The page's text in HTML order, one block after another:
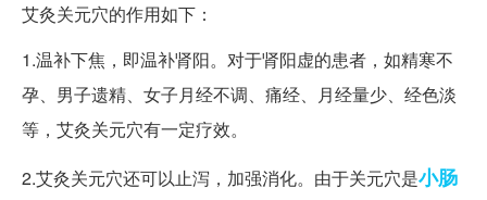
艾灸关元穴的作用如下：
1.温补下焦，即温补肾阳。对于肾阳虚的患者，如精寒不
孕、男子遗精、女子月经不调、痛经、月经量少、经色淡
等，艾灸关元穴有一定疗效。
2.艾灸关元穴还可以止泻，加强消化。由于关元穴是小肠